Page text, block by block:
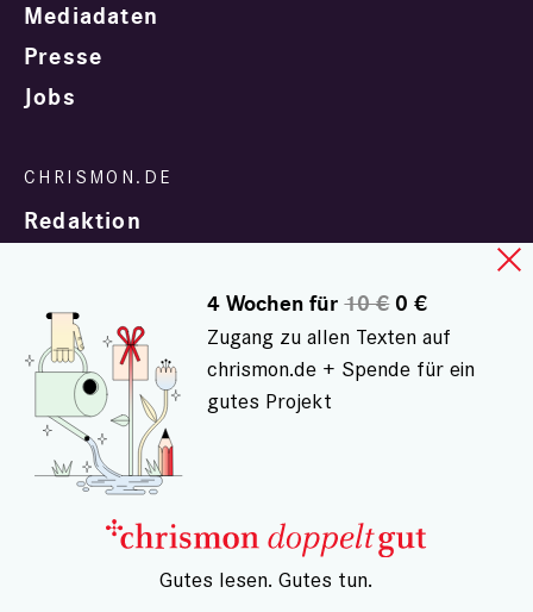
Mediadaten
Presse
Jobs
Redaktion
In Zusammenarbeit mit
© chrismon.de 2001 - 2026
Alle Rechte vorbehalten.
4 Wochen für10 €0 €
Zugang zu allen Texten auf
chrismon.de + Spende für ein
gutes Projekt
– Gutes lesen. Gutes tun.